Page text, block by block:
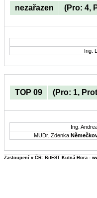
nezařazen (Pro: 4,
Ing.
TOP 09 (Pro: 1,
Ing.
MUDr. Zdenka
Zastoupení v ČR: BitEST Kutná Hora -